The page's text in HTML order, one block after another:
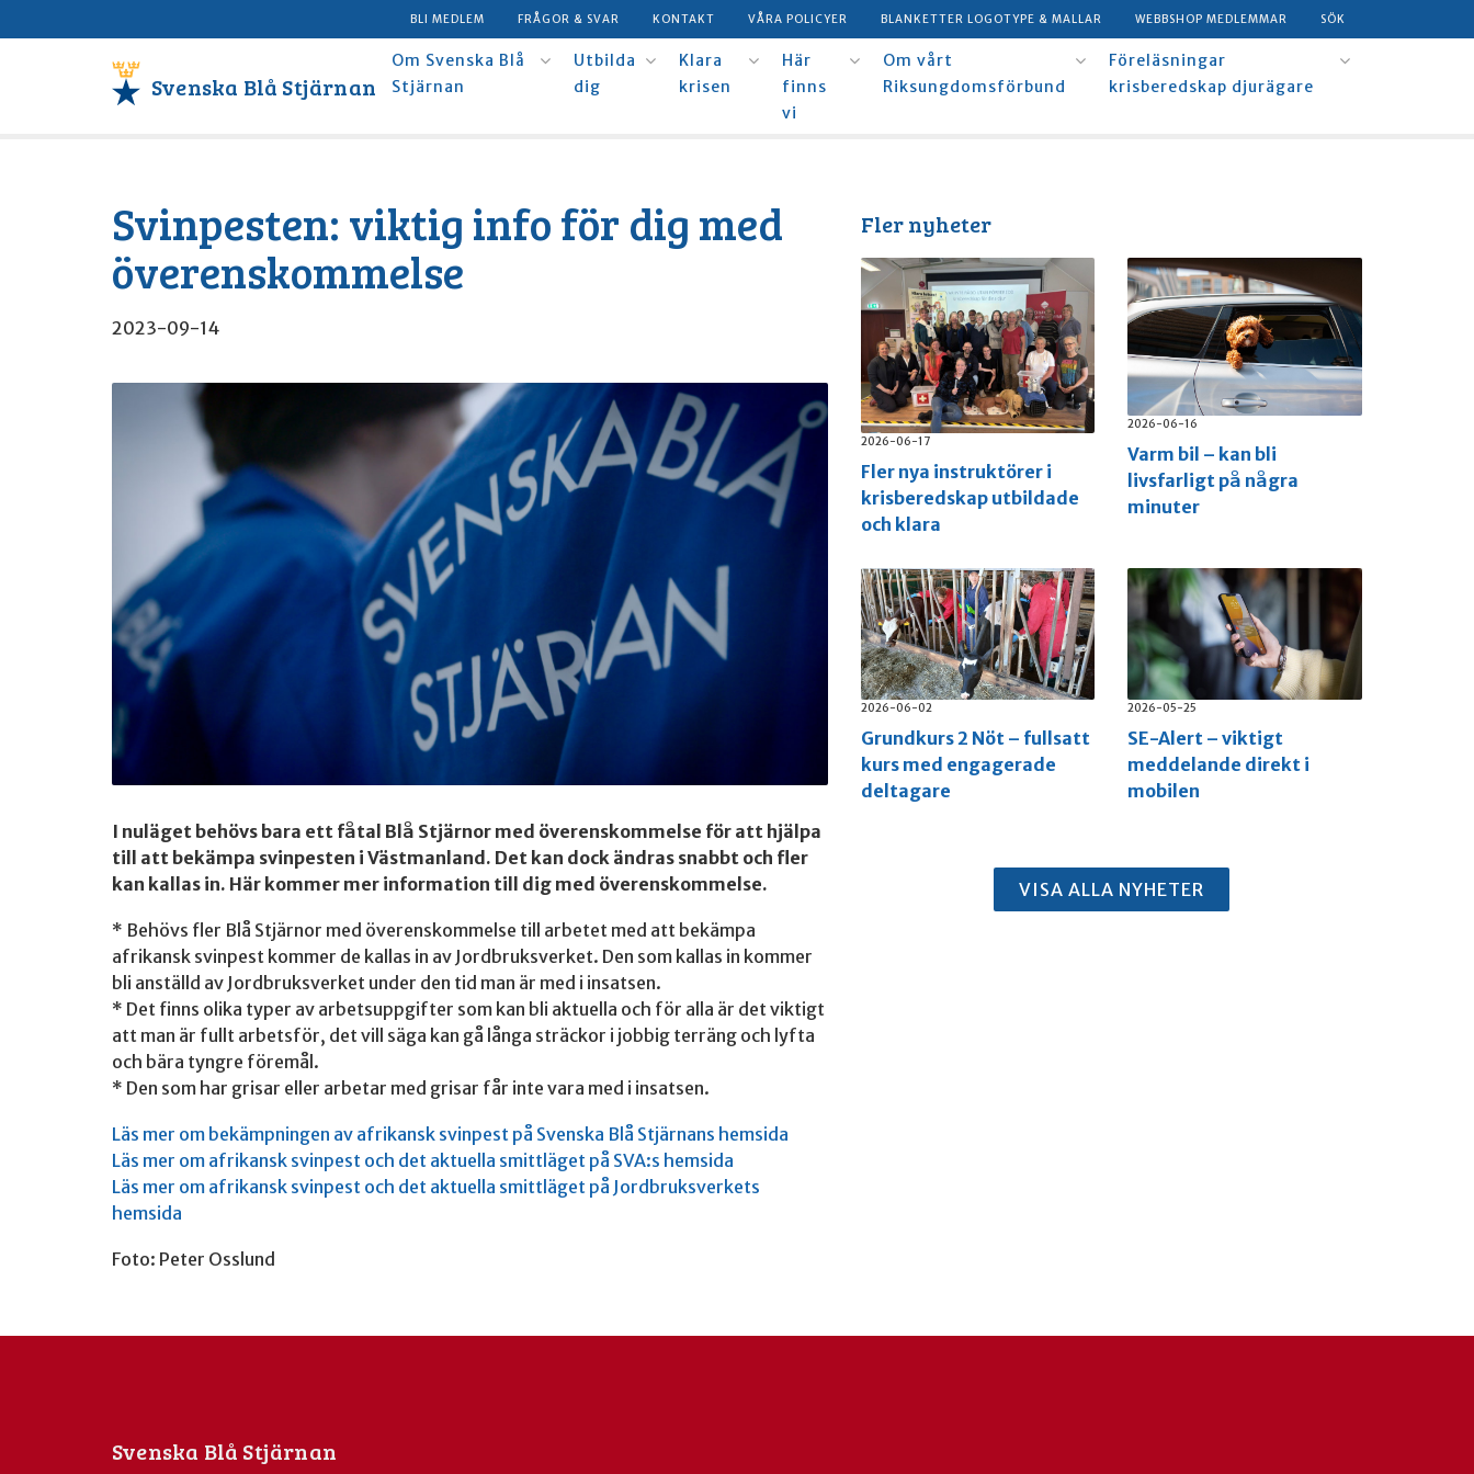
BLI MEDLEM FRÅGOR & SVAR KONTAKT VÅRA POLICYER BLANKETTER LOGOTYPE & MALLAR WEBBSHOP MEDLEMMAR SÖK
Svenska Blå Stjärnan
Om Svenska Blå
Stjärnan
Utbilda
dig
Klara
krisen
Här
finns
vi
Om vårt
Riksungdomsförbund
Föreläsningar
krisberedskap djurägare
Svinpesten: viktig info för dig med
överenskommelse
2023-09-14
I nuläget behövs bara ett fåtal Blå Stjärnor med överenskommelse för att hjälpa
till att bekämpa svinpesten i Västmanland. Det kan dock ändras snabbt och fler
kan kallas in. Här kommer mer information till dig med överenskommelse.
* Behövs fler Blå Stjärnor med överenskommelse till arbetet med att bekämpa
afrikansk svinpest kommer de kallas in av Jordbruksverket. Den som kallas in kommer
bli anställd av Jordbruksverket under den tid man är med i insatsen.
* Det finns olika typer av arbetsuppgifter som kan bli aktuella och för alla är det viktigt
att man är fullt arbetsför, det vill säga kan gå långa sträckor i jobbig terräng och lyfta
och bära tyngre föremål.
* Den som har grisar eller arbetar med grisar får inte vara med i insatsen.
Läs mer om bekämpningen av afrikansk svinpest på Svenska Blå Stjärnans hemsida
Läs mer om afrikansk svinpest och det aktuella smittläget på SVA:s hemsida
Läs mer om afrikansk svinpest och det aktuella smittläget på Jordbruksverkets
hemsida
Foto: Peter Osslund
Fler nyheter
2026-06-17
Fler nya instruktörer i
krisberedskap utbildade
och klara
2026-06-16
Varm bil – kan bli
livsfarligt på några
minuter
2026-06-02
Grundkurs 2 Nöt – fullsatt
kurs med engagerade
deltagare
2026-05-25
SE-Alert – viktigt
meddelande direkt i
mobilen
VISA ALLA NYHETER
Svenska Blå Stjärnan